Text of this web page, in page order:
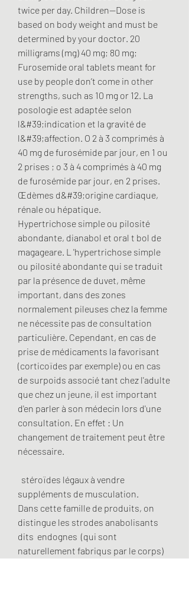
twice per day. Children—Dose is
based on body weight and must be
determined by your doctor. 20
milligrams (mg) 40 mg; 80 mg;
Furosemide oral tablets meant for
use by people don’t come in other
strengths, such as 10 mg or 12. La
posologie est adaptée selon
l&#39;indication et la gravité de
l&#39;affection. O 2 à 3 comprimés à
40 mg de furosémide par jour, en 1 ou
2 prises ; o 3 à 4 comprimés à 40 mg
de furosémide par jour, en 2 prises.
Œdèmes d&#39;origine cardiaque,
rénale ou hépatique.
Hypertrichose simple ou pilosité
abondante, dianabol et oral t bol de
magageare. L 'hypertrichose simple
ou pilosité abondante qui se traduit
par la présence de duvet, même
important, dans des zones
normalement pileuses chez la femme
ne nécessite pas de consultation
particulière. Cependant, en cas de
prise de médicaments la favorisant
(corticoïdes par exemple) ou en cas
de surpoids associé tant chez l'adulte
que chez un jeune, il est important
d'en parler à son médecin lors d'une
consultation. En effet : Un
changement de traitement peut être
nécessaire.
suppléments de musculation.
Dans cette famille de produits, on
distingue les strodes anabolisants
dits  endognes  (qui sont
naturellement fabriqus par le corps)